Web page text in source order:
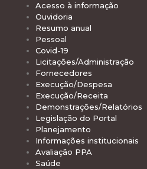
Acesso à informação
Ouvidoria
Resumo anual
Pessoal
Covid-19
Licitações/Administração
Fornecedores
Execução/Despesa
Execução/Receita
Demonstrações/Relatórios
Legislação do Portal
Planejamento
Informações institucionais
Avaliação PPA
Saúde